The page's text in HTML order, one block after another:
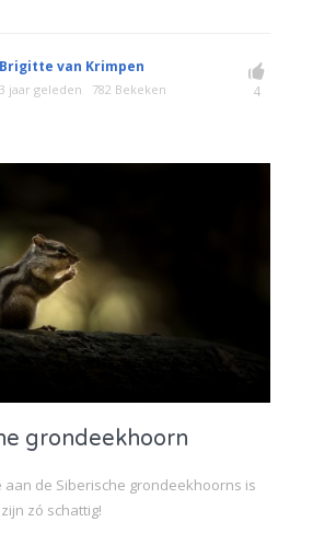
Brigitte van Krimpen
3 jaar geleden 782 Bekeken 4
grondeekhoorn
aan de Siberische grondeekhoorns is
zó schattig!